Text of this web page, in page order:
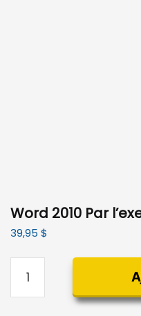
Word 2010 Par
39,95 $
Word